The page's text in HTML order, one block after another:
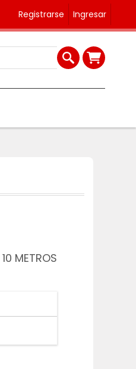
Registrarse Ingresar
METROS